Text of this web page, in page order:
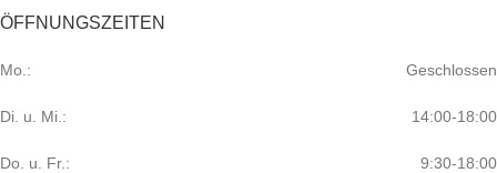
ÖFFNUNGSZEITEN
Mo.: Geschlossen
Di. u. Mi.: 14:00-18:00
Do. u. Fr.: 9:30-18:00